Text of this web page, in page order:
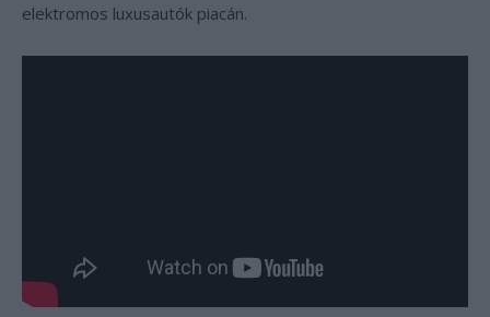
elektromos luxusautók piacán.